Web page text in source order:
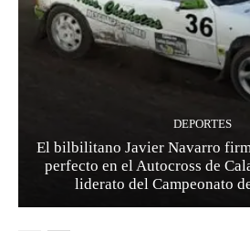
DEPORTES
El bilbilitano Javier Navarro
perfecto en el Autocross de
liderato del Campeonato